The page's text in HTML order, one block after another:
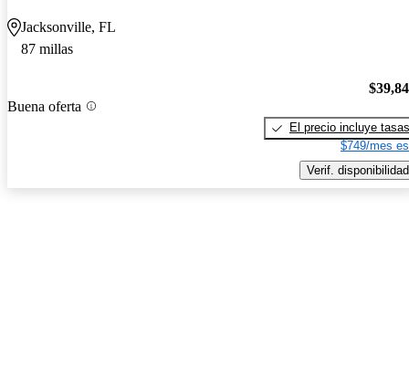
Jacksonville, FL
87 millas
Buena oferta
El precio incluye tasas
$749/mes
Verif. disponibilidad